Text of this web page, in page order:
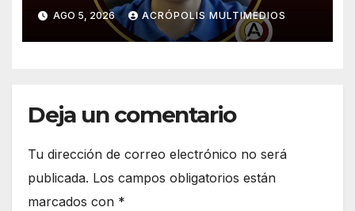
AGO 5, 2026 ACRÓPOLIS MULTIMEDIOS
Deja un comentario
Tu dirección de correo electrónico no será
publicada. Los campos obligatorios están
marcados con *